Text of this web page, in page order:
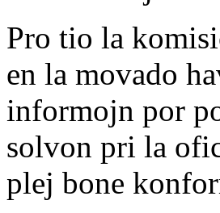
Pro tio la
en la movado
informojn por
solvon pri la
plej bone